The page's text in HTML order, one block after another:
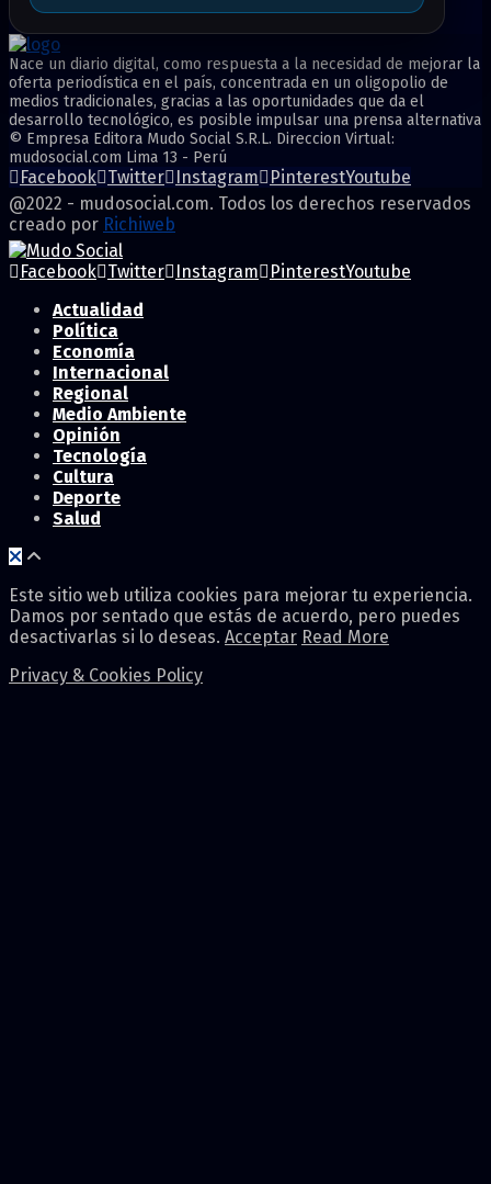
Nace un diario digital, como respuesta a la necesidad de mejorar la
oferta periodística en el país, concentrada en un oligopolio de
medios tradicionales, gracias a las oportunidades que da el
desarrollo tecnológico, es posible impulsar una prensa alternativa
© Empresa Editora Mudo Social S.R.L. Direccion Virtual:
mudosocial.com Lima 13 - Perú
Facebook Twitter Instagram PinterestYoutube
@2022 - mudosocial.com. Todos los derechos reservados
creado por Richiweb
Facebook Twitter Instagram PinterestYoutube
Actualidad
Política
Economía
Internacional
Regional
Medio Ambiente
Opinión
Tecnología
Cultura
Deporte
Salud
Este sitio web utiliza cookies para mejorar tu experiencia.
Damos por sentado que estás de acuerdo, pero puedes
desactivarlas si lo deseas. Acceptar Read More
Privacy & Cookies Policy